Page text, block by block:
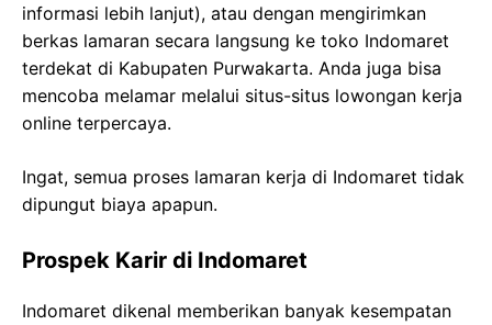
informasi lebih lanjut), atau dengan mengirimkan
berkas lamaran secara langsung ke toko Indomaret
terdekat di Kabupaten Purwakarta. Anda juga bisa
mencoba melamar melalui situs-situs lowongan kerja
online terpercaya.
Ingat, semua proses lamaran kerja di Indomaret tidak
dipungut biaya apapun.
Prospek Karir di Indomaret
Indomaret dikenal memberikan banyak kesempatan